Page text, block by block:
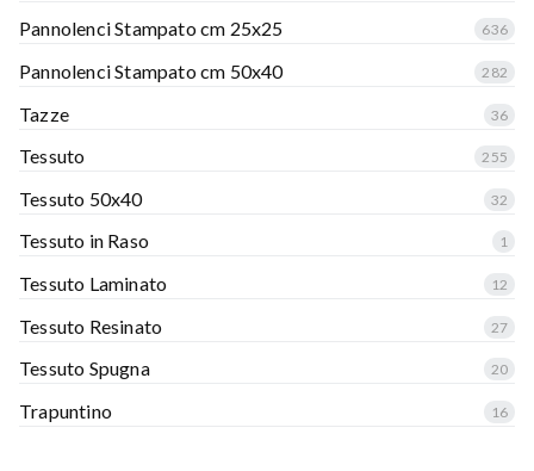
Pannolenci Stampato cm 25x25 636
Pannolenci Stampato cm 50x40 282
Tazze 36
Tessuto 255
Tessuto 50x40 32
Tessuto in Raso 1
Tessuto Laminato 12
Tessuto Resinato 27
Tessuto Spugna 20
Trapuntino 16